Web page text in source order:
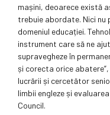
mașini, deoarece există
trebuie abordate. Nici
domeniul educației.
instrument care să ne
supravegheze în
și corecta orice
lucrării și cercetător
limbii engleze și
Council.